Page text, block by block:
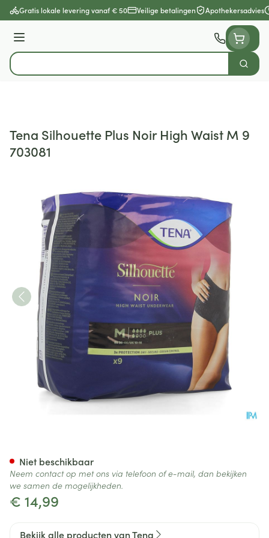
Ga naar de inhoud
Gratis lokale levering vanaf € 50 Veilige betalingen Apothekersadvies
Menu
Product, merk, categorie...
Zoek
Tena Silhouette Plus Noir High Waist M 9
703081
€ 14,99
Niet beschikbaar
Neem contact op met ons via telefoon of e-mail, dan bekijken
we samen de mogelijkheden.
Bekijk alle producten van Tena